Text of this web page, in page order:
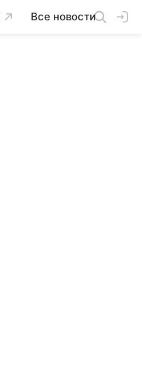
Все новости